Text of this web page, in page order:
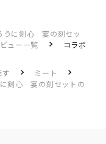
うに剣心 宴の刻セッ
ュー一覧
コラボ
ミート
剣心 宴の刻セットの